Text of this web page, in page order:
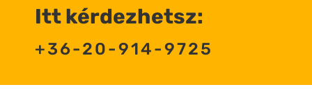
Itt kérdezhetsz:
+36-20-914-9725